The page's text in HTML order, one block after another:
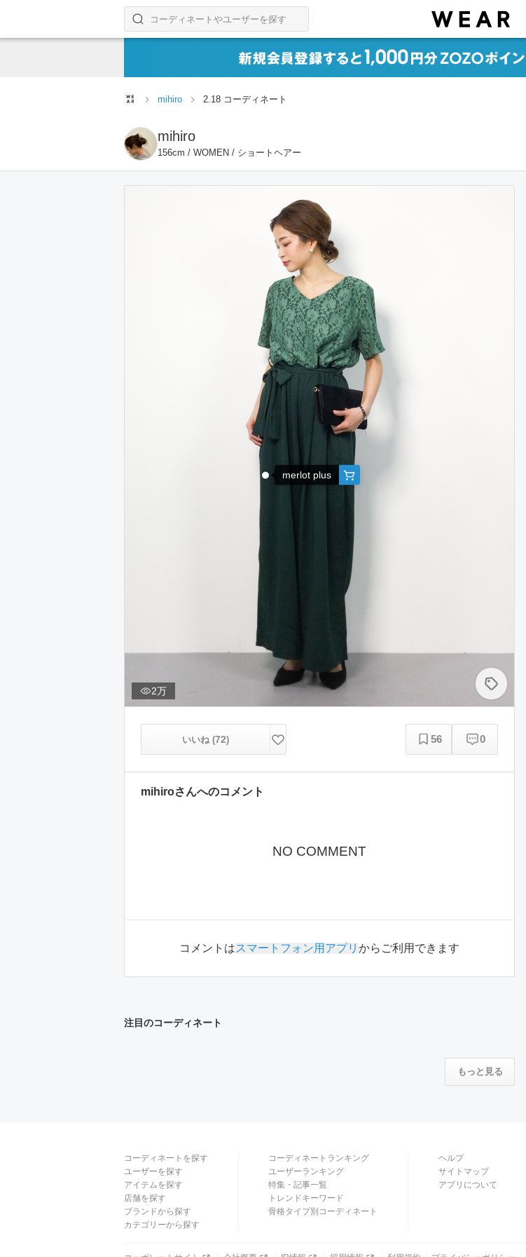
コーディネートやユーザーを探す
検索する
mihiro 2.18 コーディネート
mihiro
156cm / WOMEN / ショートヘアー
merlot plus
2万
いいね (72) 56 0
mihiroさんへのコメント
NO COMMENT
コメントはスマートフォン用アプリ からご利用できます
注目のコーディネート
もっと見る
コーディネートを探す
ユーザーを探す
アイテムを探す
店舗を探す
ブランドから探す
カテゴリーから探す
コーディネートランキング
ユーザーランキング
特集・記事一覧
トレンドキーワード
骨格タイプ別コーディネート
ヘルプ
サイトマップ
アプリについて